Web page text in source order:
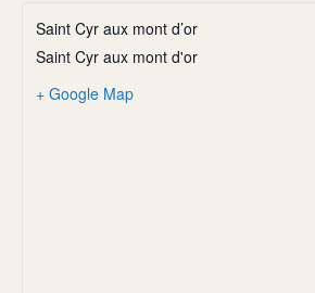
Saint Cyr aux mont d’or
Saint Cyr aux mont d'or
+ Google Map